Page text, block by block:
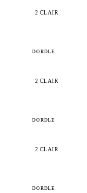
2 CLÁIR
DORDLE
2 CLÁIR
DORDLE
2 CLÁIR
DORDLE